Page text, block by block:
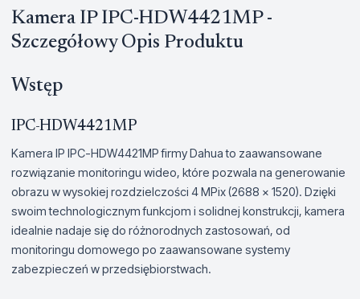
Kamera IP IPC-HDW4421MP -
Szczegółowy Opis Produktu
Wstęp
IPC-HDW4421MP
Kamera IP IPC-HDW4421MP firmy Dahua to zaawansowane
rozwiązanie monitoringu wideo, które pozwala na generowanie
obrazu w wysokiej rozdzielczości 4 MPix (2688 x 1520). Dzięki
swoim technologicznym funkcjom i solidnej konstrukcji, kamera
idealnie nadaje się do różnorodnych zastosowań, od
monitoringu domowego po zaawansowane systemy
zabezpieczeń w przedsiębiorstwach.